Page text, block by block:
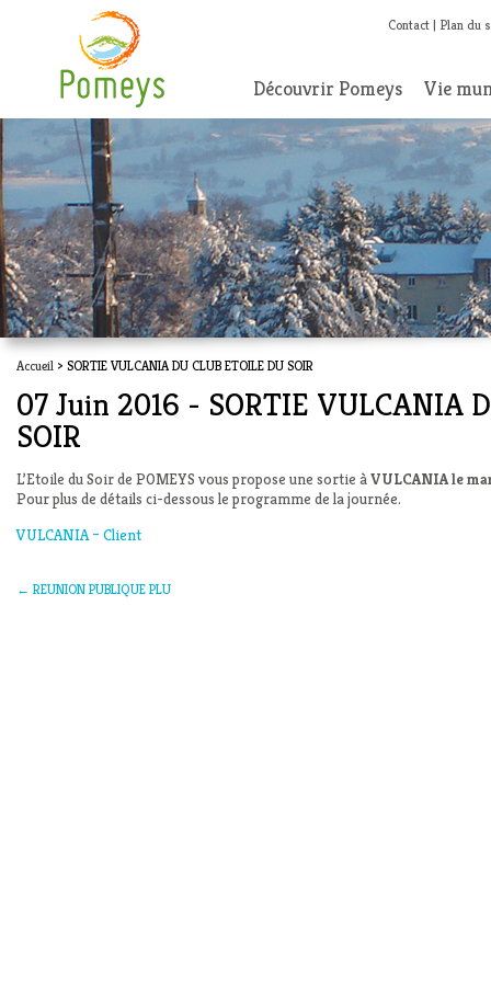
Contact Plan du
Découvrir Pomeys Vie
Accueil > SORTIE VULCANIA DU CLUB ETOILE DU SOIR
07 Juin 2016 - SORTIE VULCANIA
SOIR
L’Etoile du Soir de POMEYS vous propose une sortie àVULCANIAle
Pour plus de détails ci-dessous le programme de la journée.
VULCANIA – Client
← REUNION PUBLIQUE PLU